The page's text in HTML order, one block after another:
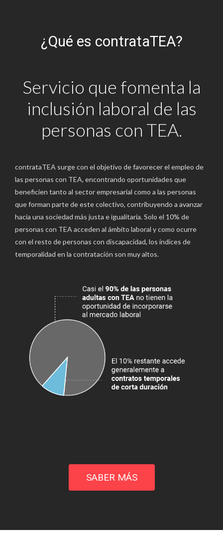
¿Qué es contrataTEA?
Servicio que fomenta la
inclusión laboral de las
personas con TEA.
contrataTEA surge con el objetivo de favorecer el empleo de
las personas con TEA, encontrando oportunidades que
beneficien tanto al sector empresarial como a las personas
que forman parte de este colectivo, contribuyendo a avanzar
hacia una sociedad más justa e igualitaria. Solo el 10% de
personas con TEA acceden al ámbito laboral y como ocurre
con el resto de personas con discapacidad, los índices de
temporalidad en la contratación son muy altos.
SABER MÁS